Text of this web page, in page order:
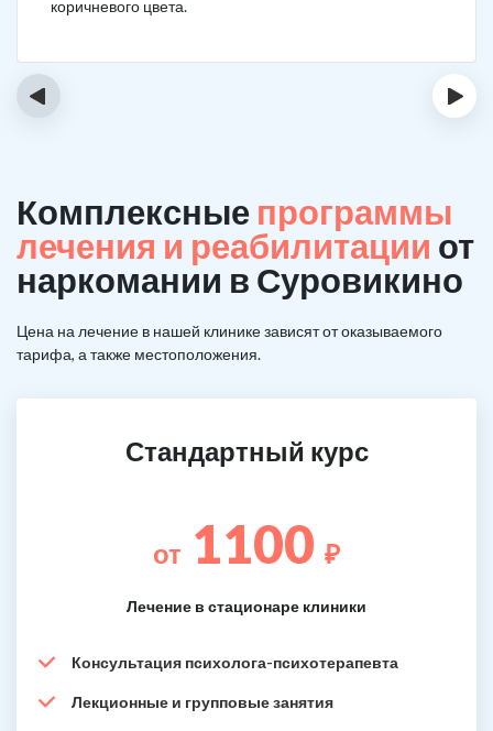
коричневого цвета.
‹ ›
Комплексные программы
лечения и реабилитации от
наркомании в Суровикино
Цена на лечение в нашей клинике зависят от оказываемого
тарифа, а также местоположения.
Стандартный курс
от 1100 ₽
Лечение в стационаре клиники
Консультация психолога-психотерапевта
Лекционные и групповые занятия